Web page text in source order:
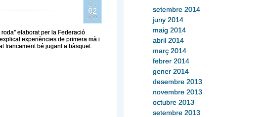
setembre 2014
juny 2014
maig 2014
abril 2014
març 2014
febrer 2014
gener 2014
desembre 2013
novembre 2013
octubre 2013
setembre 2013
23
02
2011
elaborat per la Federació
experiències de primera mà i
francament bé jugant a bàsquet.